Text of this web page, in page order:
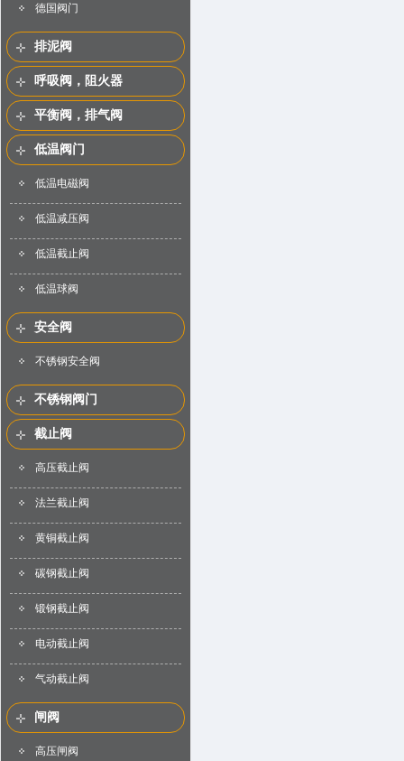
德国阀门
排泥阀
呼吸阀，阻火器
平衡阀，排气阀
低温阀门
低温电磁阀
低温减压阀
低温截止阀
低温球阀
安全阀
不锈钢安全阀
不锈钢阀门
截止阀
高压截止阀
法兰截止阀
黄铜截止阀
碳钢截止阀
锻钢截止阀
电动截止阀
气动截止阀
闸阀
高压闸阀